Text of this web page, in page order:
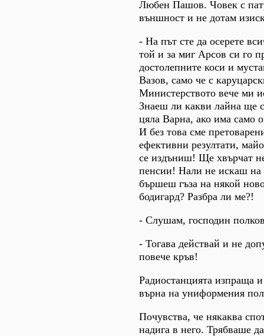
Любен Пашов. Човек с
външност и не дотам
- На път сте да осерете
той и за миг Арсов си го
достолепните коси и
Вазов, само че с
Министерството вече ми
Знаеш ли какви лайна ще
цяла Варна, ако има само
И без това сме
ефективни резултати,
се издъниш! Ще хвърчат
пенсии! Нали не искаш на
бършеш гъза на някой
бодигард? Разбра ли ме?!
- Слушам, господин
- Тогава действай и не
повече кръв!
Радиостанцията изпраща
върна на униформения
Почувства, че някаква
надига в него. Трябваше